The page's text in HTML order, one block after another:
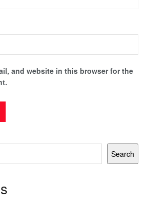
and website in this browser for the
Search